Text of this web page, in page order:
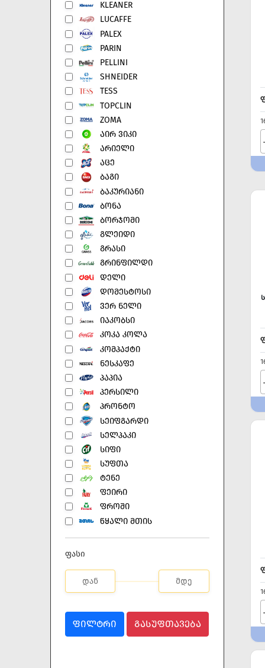
KLEANER
LUCAFFE
PALEX
PARIN
PELLINI
SHNEIDER
TESS
TOPCLIN
ZOMA
ᲐᲘᲠ ᲕᲘᲙᲘ
ᲐᲠᲘᲔᲚᲘ
ᲐᲪᲔ
ᲑᲐᲒᲘ
ᲑᲐᲙᲣᲠᲘᲐᲜᲘ
ᲑᲝᲜᲐ
ᲑᲝᲠᲯᲝᲛᲘ
ᲒᲚᲔᲘᲓᲘ
ᲒᲠᲐᲡᲘ
ᲒᲠᲘᲜᲤᲘᲚᲓᲘ
ᲓᲔᲚᲘ
ᲓᲝᲛᲔᲡᲢᲝᲡᲘ
ᲕᲔᲠ ᲜᲔᲚᲘ
ᲘᲐᲙᲝᲑᲡᲘ
ᲙᲝᲙᲐ ᲙᲝᲚᲐ
ᲙᲝᲛᲞᲐᲥᲢᲘ
ᲜᲔᲡᲙᲐᲤᲔ
ᲞᲐᲞᲘᲐ
ᲞᲔᲠᲡᲘᲚᲘ
ᲞᲠᲝᲜᲢᲝ
ᲡᲔᲘᲤᲒᲐᲠᲓᲘ
ᲡᲔᲚᲞᲐᲙᲘ
ᲡᲘᲤᲘ
ᲡᲣᲤᲗᲐ
ᲢᲔᲜᲔ
ᲤᲔᲘᲠᲘ
ᲤᲠᲝᲨᲘ
ᲬᲧᲐᲚᲘ ᲛᲗᲘᲡ
ფასი
ᲤᲘᲚᲢᲠᲘ ᲒᲐᲡᲣᲤᲗᲐᲕᲔᲑᲐ